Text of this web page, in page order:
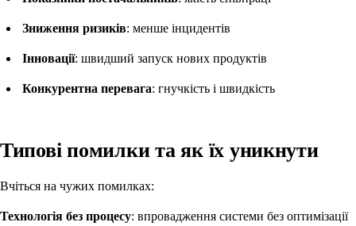
Зниження ризиків: менше інцидентів
Інновації: швидший запуск нових продуктів
Конкурентна перевага: гнучкість і швидкість
Типові помилки та як їх уникнути
Вчіться на чужих помилках:
Технологія без процесу: впровадження системи без оптимізації